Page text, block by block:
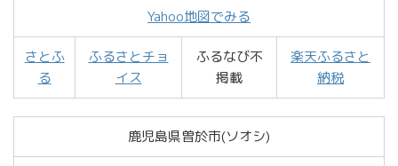
Yahoo地図でみる
さとふ
る
ふるさとチョ
イス
ふるなび不
掲載
楽天ふるさと
納税
鹿児島県曽於市(ソオシ)